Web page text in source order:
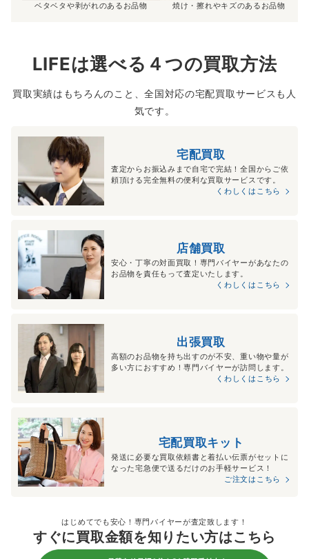
ベタベタや剥がれのあるお品物 焼け・擦れやキズのあるお品物
LIFEは選べる４つの買取方法
買取実績はもちろんのこと、全国対応の宅配買取サービスも人
気です。
宅配買取
査定からお振込みまで自宅で完結！全国からご依
頼頂ける完全無料の便利な買取サービスです。
くわしくはこちら
店舗買取
安心・丁寧の対面買取！専門バイヤーがあなたの
お品物を責任もって査定いたします。
くわしくはこちら
出張買取
高額のお品物を持ち出すのが不安、重い物や量が
多い方におすすめ！専門バイヤーが訪問します。
くわしくはこちら
宅配買取キット
発送に必要な買取依頼書と着払い伝票がセットに
なった宅急便で送るだけのお手軽サービス！
ご注文はこちら
はじめてでも安心！専門バイヤーが査定致します！
すぐに買取金額を知りたい方はこちら